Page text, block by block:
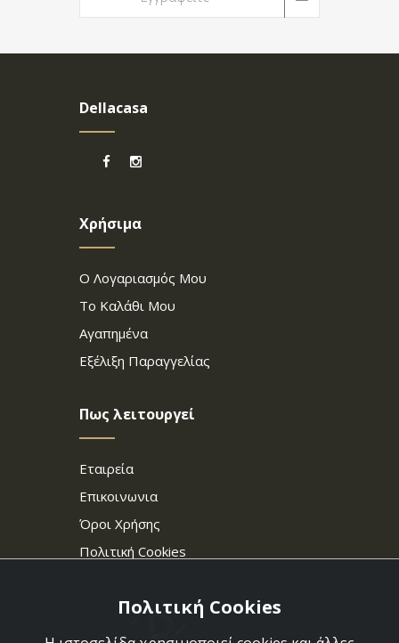
Dellacasa
Χρήσιμα
Ο Λογαριασμός Μου
Το Καλάθι Μου
Αγαπημένα
Εξέλιξη Παραγγελίας
Πως λειτουργεί
Εταιρεία
Επικοινωνια
Όροι Χρήσης
Πολιτική Cookies
Πολιτική Cookies